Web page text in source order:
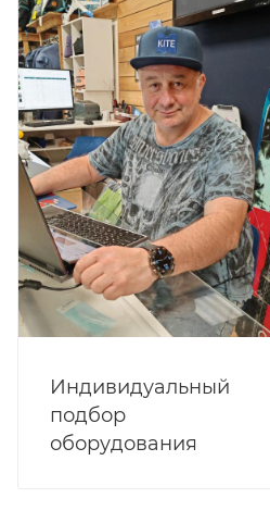
Индивидуальный
подбор
оборудования